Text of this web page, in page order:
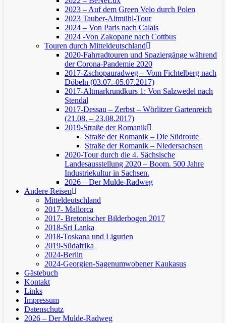
2023 – Auf dem Green Velo durch Polen
2023 Tauber-Altmühl-Tour
2024 – Von Paris nach Calais
2024 -Von Zakopane nach Cottbus
Touren durch Mitteldeutschland
2020-Fahrradtouren und Spaziergänge während
der Corona-Pandemie 2020
2017-Zschopauradweg – Vom Fichtelberg nach
Döbeln (03.07.-05.07.2017)
2017-Altmarkrundkurs 1: Von Salzwedel nach
Stendal
2017-Dessau – Zerbst – Wörlitzer Gartenreich
(21.08. – 23.08.2017)
2019-Straße der Romanik
Straße der Romanik – Die Südroute
Straße der Romanik – Niedersachsen
2020-Tour durch die 4. Sächsische
Landesausstellung 2020 – Boom. 500 Jahre
Industriekultur in Sachsen.
2026 – Der Mulde-Radweg
Andere Reisen
Mitteldeutschland
2017- Mallorca
2017- Bretonischer Bilderbogen 2017
2018-Sri Lanka
2018-Toskana und Ligurien
2019-Südafrika
2024-Berlin
2024-Georgien-Sagenumwobener Kaukasus
Gästebuch
Kontakt
Links
Impressum
Datenschutz
2026 – Der Mulde-Radweg